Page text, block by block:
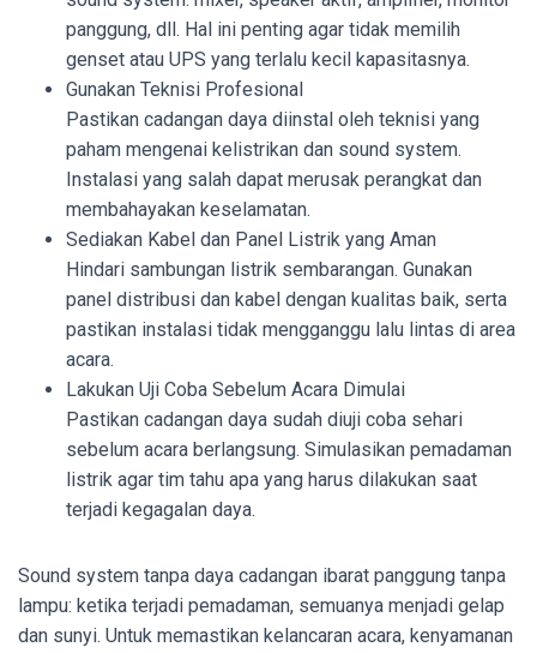
panggung, dll. Hal ini penting agar tidak memilih
genset atau UPS yang terlalu kecil kapasitasnya.
Gunakan Teknisi Profesional
Pastikan cadangan daya diinstal oleh teknisi yang
paham mengenai kelistrikan dan sound system.
Instalasi yang salah dapat merusak perangkat dan
membahayakan keselamatan.
Sediakan Kabel dan Panel Listrik yang Aman
Hindari sambungan listrik sembarangan. Gunakan
panel distribusi dan kabel dengan kualitas baik, serta
pastikan instalasi tidak mengganggu lalu lintas di area
acara.
Lakukan Uji Coba Sebelum Acara Dimulai
Pastikan cadangan daya sudah diuji coba sehari
sebelum acara berlangsung. Simulasikan pemadaman
listrik agar tim tahu apa yang harus dilakukan saat
terjadi kegagalan daya.
Sound system tanpa daya cadangan ibarat panggung tanpa
lampu: ketika terjadi pemadaman, semuanya menjadi gelap
dan sunyi. Untuk memastikan kelancaran acara, kenyamanan